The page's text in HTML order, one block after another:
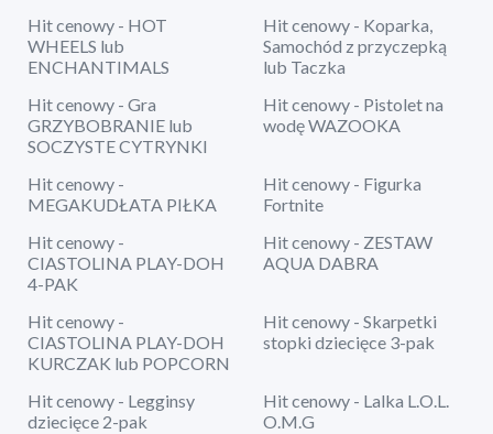
Hit cenowy - HOT
WHEELS lub
ENCHANTIMALS
Hit cenowy - Koparka,
Samochód z przyczepką
lub Taczka
Hit cenowy - Gra
GRZYBOBRANIE lub
SOCZYSTE CYTRYNKI
Hit cenowy - Pistolet na
wodę WAZOOKA
Hit cenowy -
MEGAKUDŁATA PIŁKA
Hit cenowy - Figurka
Fortnite
Hit cenowy -
CIASTOLINA PLAY-DOH
4-PAK
Hit cenowy - ZESTAW
AQUA DABRA
Hit cenowy -
CIASTOLINA PLAY-DOH
KURCZAK lub POPCORN
Hit cenowy - Skarpetki
stopki dziecięce 3-pak
Hit cenowy - Legginsy
dziecięce 2-pak
Hit cenowy - Lalka L.O.L.
O.M.G